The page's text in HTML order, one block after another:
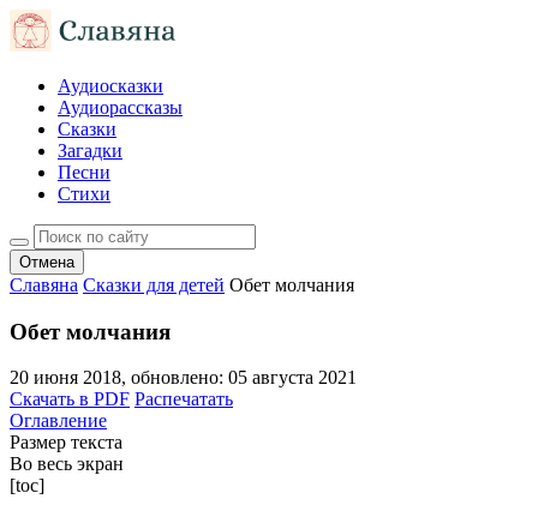
Аудиосказки
Аудиорассказы
Сказки
Загадки
Песни
Стихи
Отмена
Славяна Сказки для детей Обет молчания
Обет молчания
20 июня 2018, обновлено: 05 августа 2021
Скачать в PDF Распечатать
Оглавление
Размер текста
Во весь экран
[toc]